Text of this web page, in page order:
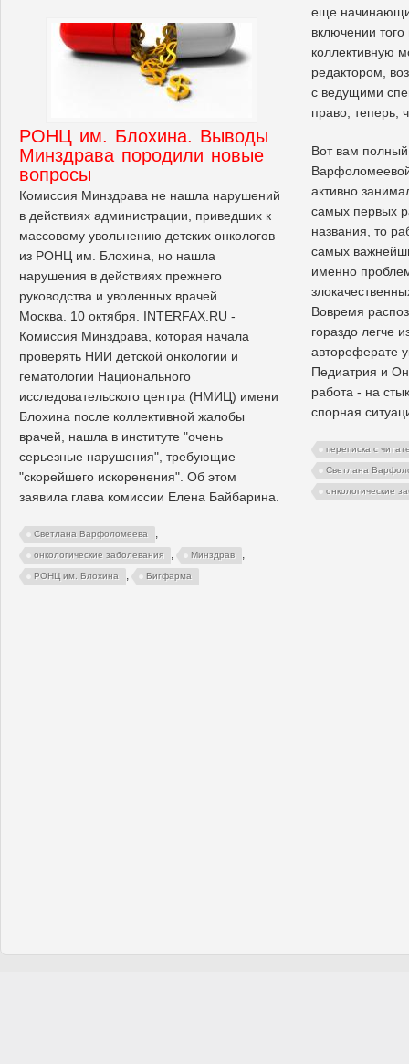
еще
включении
коллективную
редактором,
с ведущими
право, теперь,
Вот вам полный
активно
самых первых
названия, то
самых
именно
Вовремя
гораздо легче
автореферате
Педиатрия и
работа - на
спорная
переписка с
Светлана
онкологические
РОНЦ им. Блохина. Выводы
Минздрава породили новые
вопросы
Комиссия Минздрава не нашла нарушений
в действиях администрации, приведших к
массовому увольнению детских онкологов
из РОНЦ им. Блохина, но нашла
нарушения в действиях прежнего
руководства и уволенных врачей...
Москва. 10 октября. INTERFAX.RU -
Комиссия Минздрава, которая начала
проверять НИИ детской онкологии и
гематологии Национального
исследовательского центра (НМИЦ) имени
Блохина после коллективной жалобы
врачей, нашла в институте "очень
серьезные нарушения", требующие
"скорейшего искоренения". Об этом
заявила глава комиссии Елена Байбарина.
Светлана Варфоломеева ,
онкологические заболевания , Минздрав ,
РОНЦ им. Блохина , Бигфарма